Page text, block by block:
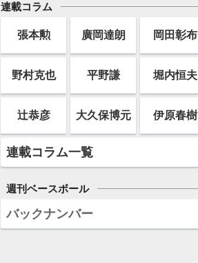
連載コラム
張本勲 廣岡達朗 岡田彰布
野村克也 平野謙 堀内恒夫
辻恭彦 大久保博元 伊原春樹
連載コラム一覧
週刊ベースボール
バックナンバー